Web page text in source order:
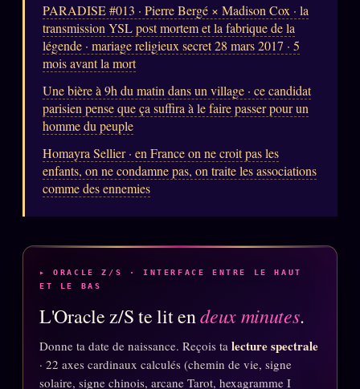
Studios
Words RadioFM
PRATIQUE + LÉGAL
Archive complète
Récents
À la une
Tous les tags
Soumettre un tip
Nous écrire
Presse
Business
PARADISE #013 · Pierre Bergé × Madison Cox · la
transmission YSL post mortem et la fabrique de la
légende · mariage religieux secret 28 mars 2017 · 5
mois avant la mort
Une bière à 9h du matin dans un village · ce candidat
parisien pense que ça suffira à le faire passer pour un
homme du peuple
Homayra Sellier · en France on ne croit pas les
enfants, on ne condamne pas, on traite les associations
comme des ennemies
▸ ORACLE Z/S · INTERFACE ENTRE LE HAUT
ET LE BAS
L'Oracle z/S te lit endeux minutes.
Donne ta date de naissance. Reçois ta lecture spectrale
· 22 axes cardinaux calculés (chemin de vie, signe
solaire, signe chinois, arcane Tarot, hexagramme I